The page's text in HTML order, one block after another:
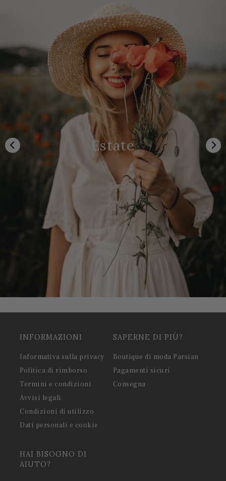
Estate
INFORMAZIONI
Informativa sulla privacy
Politica di rimborso
Termini e condizioni
Avvisi legali
Condizioni di utilizzo
Dati personali e cookie
SAPERNE DI PIÙ?
Boutique di moda Parsian
Pagamenti sicuri
Consegna
HAI BISOGNO DI
AIUTO?